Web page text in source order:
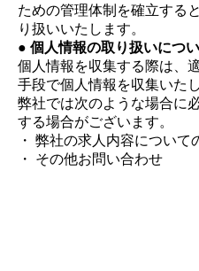
ための管理体制を確立する
り扱いいたします。
● 個人情報の取り扱いにつ
個人情報を収集する際は、
手段で個人情報を収集いたし
弊社では次のような場合に
する場合がございます。
・ 弊社の求人内容について
・ その他お問い合わせ